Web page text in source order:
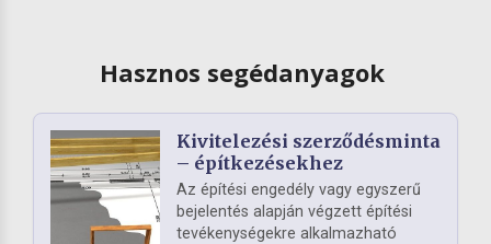
Hasznos segédanyagok
Kivitelezési szerződésminta
– építkezésekhez
Az építési engedély vagy egyszerű
bejelentés alapján végzett építési
tevékenységekre alkalmazható